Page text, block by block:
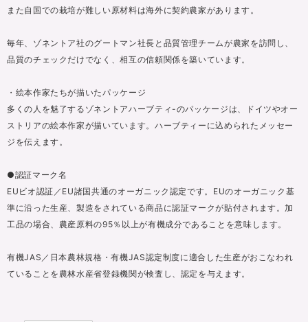
また自国での栽培が難しい原材料は海外に契約農家があります。
毎年、ゾネントア社のグートマン社長と品質管理チームが農家を訪問し、
品質のチェックだけでなく、相互の信頼関係を築いています。
・絵本作家たちが描いたパッケージ
多くの人を魅了するゾネントアハーブティ-のパッケージは、ドイツやオー
ストリアの絵本作家が描いています。ハーブティーに込められたメッセー
ジを伝えます。
●認証マーク名
EUビオ認証／EU諸国共通のオーガニック認定です。EUのオーガニック基
準に沿った生産、製造をされている商品に認証マークが貼付されます。加
工品の場合、農産原料の95％以上が有機成分であることを意味します。
有機JAS／日本農林規格・有機JAS認定制度に適合した生産がおこなわれ
ていることを農林水産省登録機関が検査し、認定を与えます。